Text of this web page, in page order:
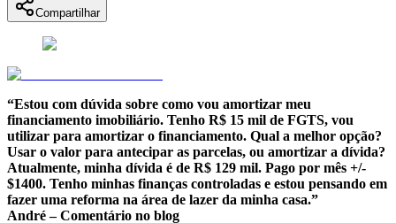
Compartilhar
“Estou com dúvida sobre como vou amortizar meu
financiamento imobiliário. Tenho R$ 15 mil de FGTS, vou
utilizar para amortizar o financiamento. Qual a melhor opção?
Usar o valor para antecipar as parcelas, ou amortizar a dívida?
Atualmente, minha dívida é de R$ 129 mil. Pago por mês +/-
$1400. Tenho minhas finanças controladas e estou pensando em
fazer uma reforma na área de lazer da minha casa.”
André – Comentário no blog